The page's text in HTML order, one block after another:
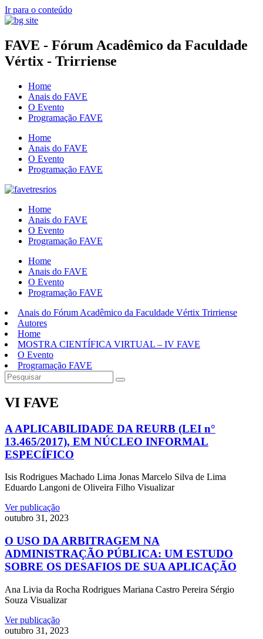
Ir para o conteúdo
FAVE - Fórum Acadêmico da Faculdade
Vértix - Trirriense
Home
Anais do FAVE
O Evento
Programação FAVE
Home
Anais do FAVE
O Evento
Programação FAVE
Home
Anais do FAVE
O Evento
Programação FAVE
Home
Anais do FAVE
O Evento
Programação FAVE
Anais do Fórum Acadêmico da Faculdade Vértix Trirriense
Autores
Home
MOSTRA CIENTÍFICA VIRTUAL – IV FAVE
O Evento
Programação FAVE
VI FAVE
A APLICABILIDADE DA REURB (LEI n°
13.465/2017), EM NÚCLEO INFORMAL
ESPECÍFICO
Isis Rodrigues Machado Lima Jonas Marcelo Silva de Lima
Eduardo Langoni de Oliveira Filho Visualizar
Ver publicação
outubro 31, 2023
O USO DA ARBITRAGEM NA
ADMINISTRAÇÃO PÚBLICA: UM ESTUDO
SOBRE OS DESAFIOS DE SUA APLICAÇÃO
Ana Livia da Rocha Rodrigues Mariana Castro Pereira Sérgio
Souza Visualizar
Ver publicação
outubro 31, 2023